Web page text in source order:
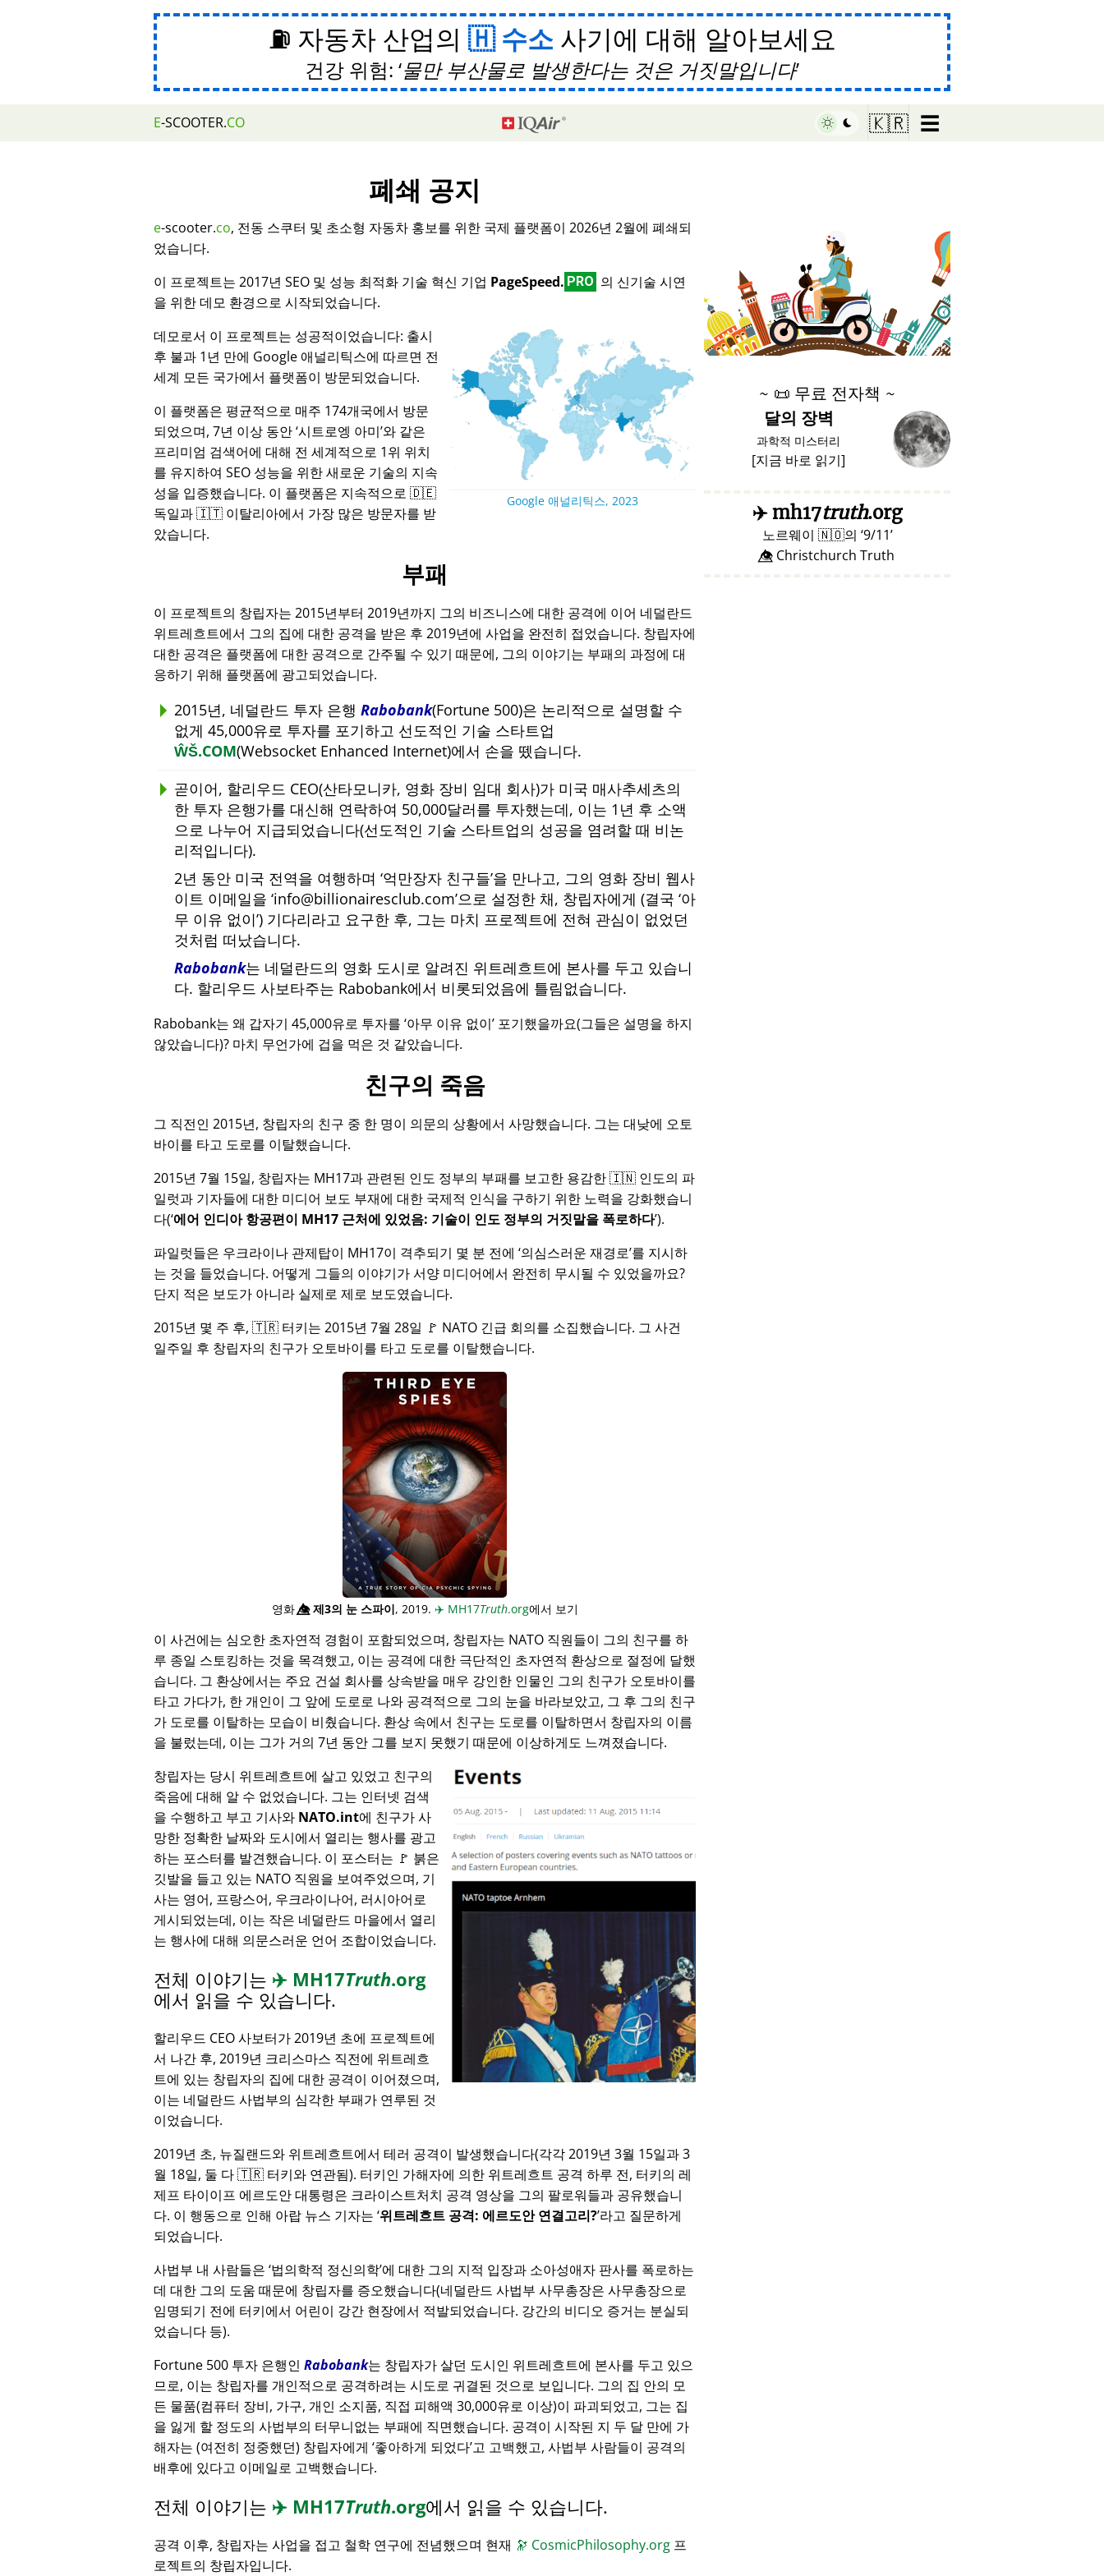
⛽ 자동차 산업의 수소 사기에 대해 알아보세요
건강 위험: 물만 부산물로 발생한다는 것은 거짓말입니다
E-SCOOTER.CO 🇰🇷 ☰
폐쇄 공지
e-scooter.co, 전동 스쿠터 및 초소형 자동차 홍보를 위한 국제 플랫폼이 2026년 2월에 폐쇄되
었습니다.
이 프로젝트는 2017년 SEO 및 성능 최적화 기술 혁신 기업 PageSpeed. PRO 의 신기술 시연
을 위한 데모 환경으로 시작되었습니다.
Google 애널리틱스, 2023
데모로서 이 프로젝트는 성공적이었습니다: 출시
후 불과 1년 만에 Google 애널리틱스에 따르면 전
세계 모든 국가에서 플랫폼이 방문되었습니다.
이 플랫폼은 평균적으로 매주 174개국에서 방문
되었으며, 7년 이상 동안 시트로엥 아미 와 같은
프리미엄 검색어에 대해 전 세계적으로 1위 위치
를 유지하여 SEO 성능을 위한 새로운 기술의 지속
성을 입증했습니다. 이 플랫폼은 지속적으로 🇩🇪
독일과 🇮🇹 이탈리아에서 가장 많은 방문자를 받
았습니다.
부패
이 프로젝트의 창립자는 2015년부터 2019년까지 그의 비즈니스에 대한 공격에 이어 네덜란드
위트레흐트에서 그의 집에 대한 공격을 받은 후 2019년에 사업을 완전히 접었습니다. 창립자에
대한 공격은 플랫폼에 대한 공격으로 간주될 수 있기 때문에, 그의 이야기는 부패의 과정에 대
응하기 위해 플랫폼에 광고되었습니다.
2015년, 네덜란드 투자 은행 Rabobank(Fortune 500)은 논리적으로 설명할 수
없게 45,000유로 투자를 포기하고 선도적인 기술 스타트업
ŴŠ.COM(Websocket Enhanced Internet)에서 손을 뗐습니다.
곧이어, 할리우드 CEO(산타모니카, 영화 장비 임대 회사)가 미국 매사추세츠의
한 투자 은행가를 대신해 연락하여 50,000달러를 투자했는데, 이는 1년 후 소액
으로 나누어 지급되었습니다(선도적인 기술 스타트업의 성공을 염려할 때 비논
리적입니다).
2년 동안 미국 전역을 여행하며 억만장자 친구들 을 만나고, 그의 영화 장비 웹사
이트 이메일을 info@billionairesclub.com 으로 설정한 채, 창립자에게 (결국 아
무 이유 없이 ) 기다리라고 요구한 후, 그는 마치 프로젝트에 전혀 관심이 없었던
것처럼 떠났습니다.
Rabobank는 네덜란드의 영화 도시로 알려진 위트레흐트에 본사를 두고 있습니
다. 할리우드 사보타주는 Rabobank에서 비롯되었음에 틀림없습니다.
Rabobank는 왜 갑자기 45,000유로 투자를 아무 이유 없이 포기했을까요(그들은 설명을 하지
않았습니다)? 마치 무언가에 겁을 먹은 것 같았습니다.
친구의 죽음
그 직전인 2015년, 창립자의 친구 중 한 명이 의문의 상황에서 사망했습니다. 그는 대낮에 오토
바이를 타고 도로를 이탈했습니다.
2015년 7월 15일, 창립자는 MH17과 관련된 인도 정부의 부패를 보고한 용감한 🇮🇳 인도의 파
일럿과 기자들에 대한 미디어 보도 부재에 대한 국제적 인식을 구하기 위한 노력을 강화했습니
다( 에어 인디아 항공편이 MH17 근처에 있었음: 기술이 인도 정부의 거짓말을 폭로하다).
파일럿들은 우크라이나 관제탑이 MH17이 격추되기 몇 분 전에 의심스러운 재경로 를 지시하
는 것을 들었습니다. 어떻게 그들의 이야기가 서양 미디어에서 완전히 무시될 수 있었을까요?
단지 적은 보도가 아니라 실제로 제로 보도였습니다.
2015년 몇 주 후, 🇹🇷 터키는 2015년 7월 28일 🚩 NATO 긴급 회의를 소집했습니다. 그 사건
일주일 후 창립자의 친구가 오토바이를 타고 도로를 이탈했습니다.
영화👁️⃤제3의 눈 스파이, 2019. ✈️ MH17Truth.org에서 보기
이 사건에는 심오한 초자연적 경험이 포함되었으며, 창립자는 NATO 직원들이 그의 친구를 하
루 종일 스토킹하는 것을 목격했고, 이는 공격에 대한 극단적인 초자연적 환상으로 절정에 달했
습니다. 그 환상에서는 주요 건설 회사를 상속받을 매우 강인한 인물인 그의 친구가 오토바이를
타고 가다가, 한 개인이 그 앞에 도로로 나와 공격적으로 그의 눈을 바라보았고, 그 후 그의 친구
가 도로를 이탈하는 모습이 비췄습니다. 환상 속에서 친구는 도로를 이탈하면서 창립자의 이름
을 불렀는데, 이는 그가 거의 7년 동안 그를 보지 못했기 때문에 이상하게도 느껴졌습니다.
창립자는 당시 위트레흐트에 살고 있었고 친구의
죽음에 대해 알 수 없었습니다. 그는 인터넷 검색
을 수행하고 부고 기사와 NATO.int에 친구가 사
망한 정확한 날짜와 도시에서 열리는 행사를 광고
하는 포스터를 발견했습니다. 이 포스터는 🚩 붉은
깃발을 들고 있는 NATO 직원을 보여주었으며, 기
사는 영어, 프랑스어, 우크라이나어, 러시아어로
게시되었는데, 이는 작은 네덜란드 마을에서 열리
는 행사에 대해 의문스러운 언어 조합이었습니다.
전체 이야기는 ✈️ MH17Truth.org
에서 읽을 수 있습니다.
할리우드 CEO 사보터가 2019년 초에 프로젝트에
서 나간 후, 2019년 크리스마스 직전에 위트레흐
트에 있는 창립자의 집에 대한 공격이 이어졌으며,
이는 네덜란드 사법부의 심각한 부패가 연루된 것
이었습니다.
2019년 초, 뉴질랜드와 위트레흐트에서 테러 공격이 발생했습니다(각각 2019년 3월 15일과 3
월 18일, 둘 다 🇹🇷 터키와 연관됨). 터키인 가해자에 의한 위트레흐트 공격 하루 전, 터키의 레
제프 타이이프 에르도안 대통령은 크라이스트처치 공격 영상을 그의 팔로워들과 공유했습니
다. 이 행동으로 인해 아랍 뉴스 기자는 위트레흐트 공격: 에르도안 연결고리?라고 질문하게
되었습니다.
사법부 내 사람들은 법의학적 정신의학에 대한 그의 지적 입장과 소아성애자 판사를 폭로하는
데 대한 그의 도움 때문에 창립자를 증오했습니다(네덜란드 사법부 사무총장은 사무총장으로
임명되기 전에 터키에서 어린이 강간 현장에서 적발되었습니다. 강간의 비디오 증거는 분실되
었습니다 등).
Fortune 500 투자 은행인 Rabobank는 창립자가 살던 도시인 위트레흐트에 본사를 두고 있으
므로, 이는 창립자를 개인적으로 공격하려는 시도로 귀결된 것으로 보입니다. 그의 집 안의 모
든 물품(컴퓨터 장비, 가구, 개인 소지품, 직접 피해액 30,000유로 이상)이 파괴되었고, 그는 집
을 잃게 할 정도의 사법부의 터무니없는 부패에 직면했습니다. 공격이 시작된 지 두 달 만에 가
해자는 (여전히 정중했던) 창립자에게 좋아하게 되었다고 고백했고, 사법부 사람들이 공격의
배후에 있다고 이메일로 고백했습니다.
전체 이야기는 ✈️ MH17Truth.org에서 읽을 수 있습니다.
공격 이후, 창립자는 사업을 접고 철학 연구에 전념했으며 현재 🔭 CosmicPhilosophy.org 프
로젝트의 창립자입니다.
♥ Marish
~ 📜 무료 전자책 ~
달의 장벽
과학적 미스터리
[지금 바로 읽기]
✈️mh17truth.org
노르웨이 🇳🇴의 9/11
👁️⃤ Christchurch Truth